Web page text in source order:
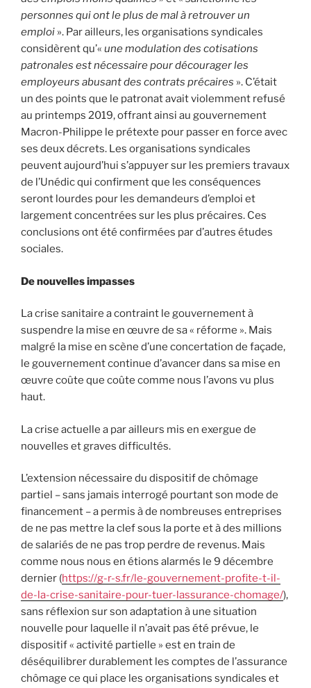
personnes qui ont le plus de mal à retrouver un
emploi ». Par ailleurs, les organisations syndicales
considèrent qu’« une modulation des cotisations
patronales est nécessaire pour décourager les
employeurs abusant des contrats précaires ». C’était
un des points que le patronat avait violemment refusé
au printemps 2019, offrant ainsi au gouvernement
Macron-Philippe le prétexte pour passer en force avec
ses deux décrets. Les organisations syndicales
peuvent aujourd’hui s’appuyer sur les premiers travaux
de l’Unédic qui confirment que les conséquences
seront lourdes pour les demandeurs d’emploi et
largement concentrées sur les plus précaires. Ces
conclusions ont été confirmées par d’autres études
sociales.
De nouvelles impasses
La crise sanitaire a contraint le gouvernement à
suspendre la mise en œuvre de sa « réforme ». Mais
malgré la mise en scène d’une concertation de façade,
le gouvernement continue d’avancer dans sa mise en
œuvre coûte que coûte comme nous l’avons vu plus
haut.
La crise actuelle a par ailleurs mis en exergue de
nouvelles et graves difficultés.
L’extension nécessaire du dispositif de chômage
partiel – sans jamais interrogé pourtant son mode de
financement – a permis à de nombreuses entreprises
de ne pas mettre la clef sous la porte et à des millions
de salariés de ne pas trop perdre de revenus. Mais
comme nous nous en étions alarmés le 9 décembre
dernier (https://g-r-s.fr/le-gouvernement-profite-t-il-
de-la-crise-sanitaire-pour-tuer-lassurance-chomage/),
sans réflexion sur son adaptation à une situation
nouvelle pour laquelle il n’avait pas été prévue, le
dispositif « activité partielle » est en train de
déséquilibrer durablement les comptes de l’assurance
chômage ce qui place les organisations syndicales et